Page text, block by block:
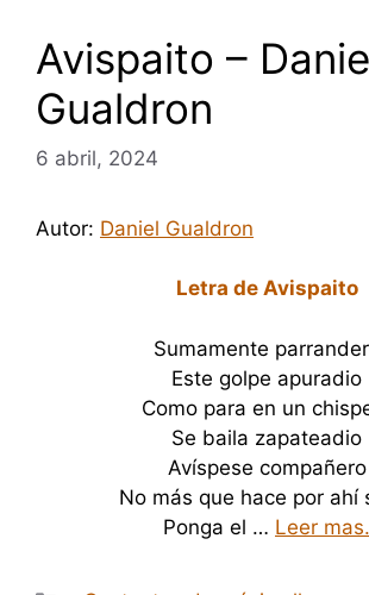
Avispaito –
Gualdron
6 abril, 2024
Autor: Daniel Gualdron
Letra de Avispaito
Sumamente
Este golpe apuradio
Como para en un
Se baila zapateadio
Avíspese compañero
No más que hace por ahí
Ponga el … Leer mas.